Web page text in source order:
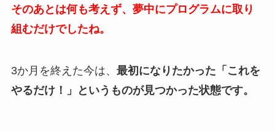
そのあとは何も考えず、夢中にプログラムに取り
組むだけでしたね。
3か月を終えた今は、 最初になりたかった「これを
やるだけ！」というものが見つかった状態です。